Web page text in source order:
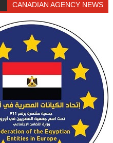
CANADIAN AGENCY NEWS